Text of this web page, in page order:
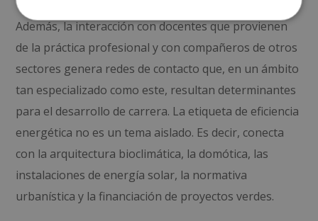
Además, la interacción con docentes que provienen
de la práctica profesional y con compañeros de otros
sectores genera redes de contacto que, en un ámbito
tan especializado como este, resultan determinantes
para el desarrollo de carrera. La etiqueta de eficiencia
energética no es un tema aislado. Es decir, conecta
con la arquitectura bioclimática, la domótica, las
instalaciones de energía solar, la normativa
urbanística y la financiación de proyectos verdes.